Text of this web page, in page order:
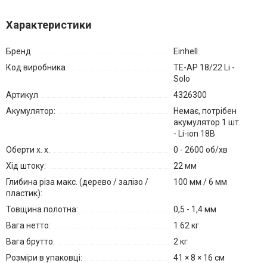
Характеристики
Бренд
Einhell
Код виробника
TE-AP 18/22 Li -
Solo
Артикул
4326300
Акумулятор:
Немає, потрібен
акумулятор 1 шт.
- Li-ion 18В
Оберти х. х.
0 - 2600 об/хв
Хід штоку:
22 мм
Глибина різа макс. (дерево / залізо /
пластик):
100 мм / 6 мм
Товщина полотна:
0,5 - 1,4 мм
Вага нетто:
1.62 кг
Вага брутто:
2 кг
Розміри в упаковці:
41 × 8 × 16 см